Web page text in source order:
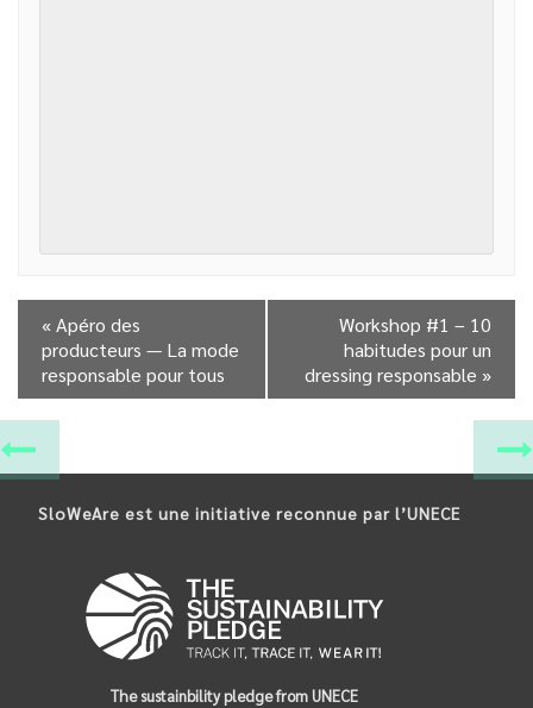
«Apéro des
producteurs — La mode
responsable pour tous
Workshop #1 – 10
habitudes pour un
dressing responsable »
SloWeAre est une initiative reconnue par l’UNECE
The sustainbility pledge from UNECE